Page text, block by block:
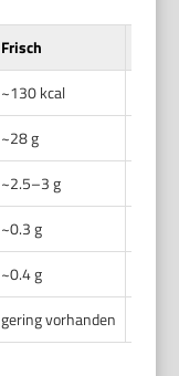
Frisch
~130 kcal
~28 g
~2.5–3 g
~0.3 g
~0.4 g
gering vorhanden